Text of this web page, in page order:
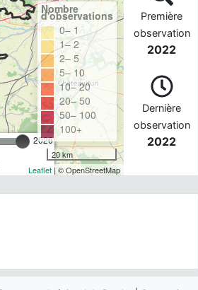
2026
Nombre
d'observations
0– 1
1– 2
2– 5
5– 10
10– 20
20– 50
50– 100
100+
20 km
Leaflet| © OpenStreetMap
Première
observation
2022
Dernière
observation
2022